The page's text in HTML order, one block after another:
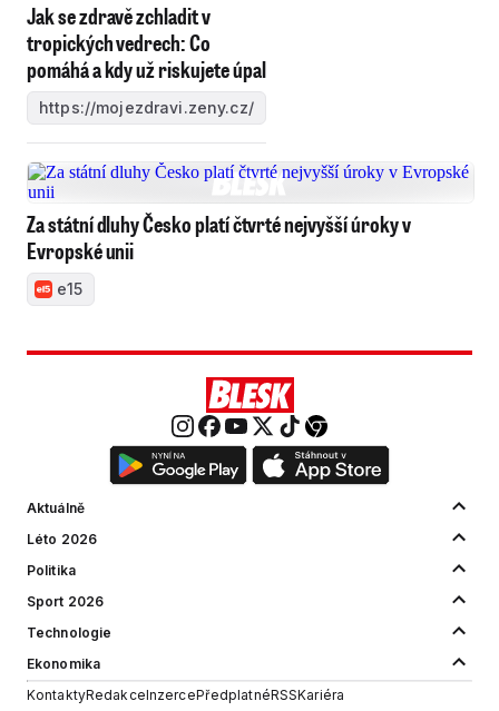
Jak se zdravě zchladit v
tropických vedrech: Co
pomáhá a kdy už riskujete úpal
https://mojezdravi.zeny.cz/
Za státní dluhy Česko platí čtvrté nejvyšší úroky v
Evropské unii
e15
Aktuálně
Léto 2026
Politika
Sport 2026
Technologie
Ekonomika
KontaktyRedakceInzercePředplatnéRSSKariéra